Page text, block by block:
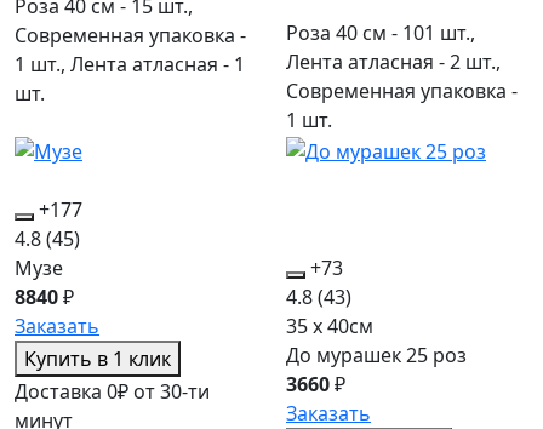
Роза 40 см - 15 шт.,
Современная упаковка -
1 шт., Лента атласная - 1
шт.
Роза 40 см - 101 шт.,
Лента атласная - 2 шт.,
Современная упаковка -
1 шт.
+177
4.8(45)
Музе
8840₽
Заказать
Купить в 1 клик
Доставка 0₽ от 30-ти
минут
+73
4.8(43)
35 x 40см
До мурашек 25 роз
3660₽
Заказать